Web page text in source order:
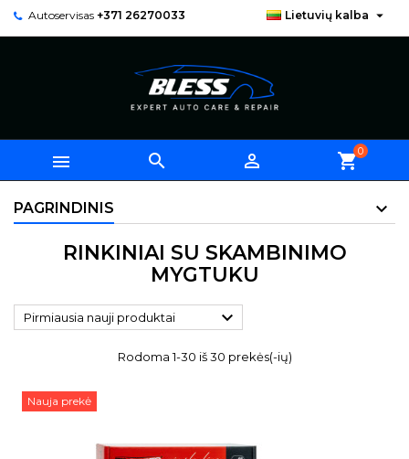
Autoservisas +371 26270033 Lietuvių kalba 
   shopping_cart0
PAGRINDINIS
RINKINIAI SU SKAMBINIMO
MYGTUKU
Pirmiausia nauji produktai 
Rodoma 1-30 iš 30 prekės(-ių)
Nauja prekė